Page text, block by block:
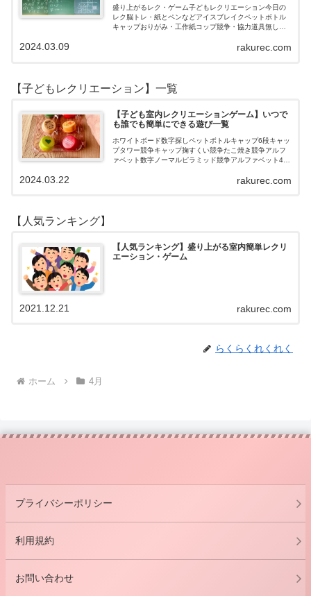
盛り上がるレク・ゲーム子どもレクリエーション今日の
レク脳トレ・紙とペンなどアイスブレイクペットボトル
キャップおりがみ・工作紙コップ競争・協力道具無し・
ロおはじき体操スライム脳トレ無料素材Yo…rakurec.com
2024.03.09
【子どもレクリエーション】一覧
【子ども室内レクリエーションゲーム】いつで
も誰でも簡単にできる遊び一覧
ホワイトボード数字探しペットボトルキャップ6段キャッ
プタワー競争キャップ掬すくい競争たこ焼き競争アルフ
ァベット数字ノーマルピラミッド競争アルファベット4段
rakurec.com
2024.03.22
【人気ランキング】
【人気ランキング】盛り上がる室内簡単レクリ
エーション・ゲーム
rakurec.com
2021.12.21
らくらくれくれく
ホーム 4月
プライバシーポリシー
利用規約
お問い合わせ